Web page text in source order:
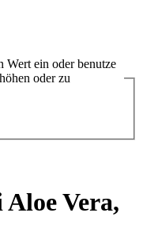
Wert ein oder benutze
oder zu
Vera,